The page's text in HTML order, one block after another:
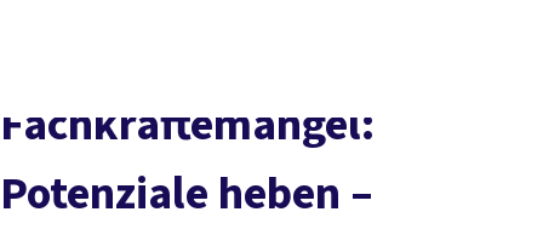
Service
Mitmachen
Fachkräftemangel:
Potenziale heben –